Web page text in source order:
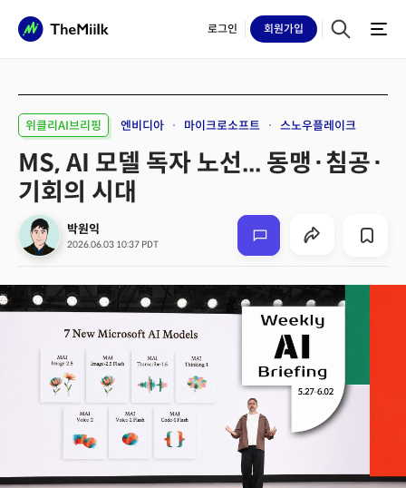
로그인 회원가입
위클리AI브리핑 엔비디아 마이크로소프트 스노우플레이크
MS, AI 모델 독자 노선... 동맹·침공·
기회의 시대
박원익
2026.06.03 10:37 PDT